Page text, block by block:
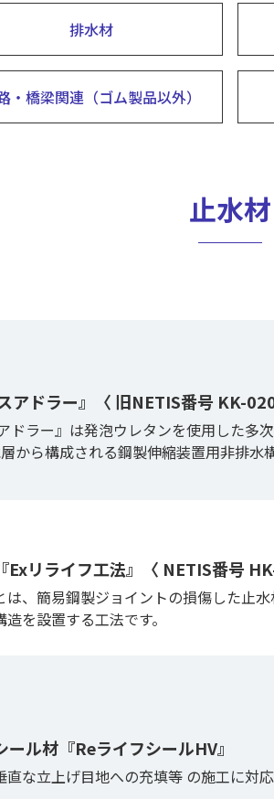
排水材
・橋梁関連（ゴム製品以外）
止水材
アドラー』〈 旧NETIS番号 KK-
ドラー』は発泡ウレタンを使用した多
から構成される鋼製伸縮装置用非排水
Exリライフ工法』〈 NETIS番号
は、簡易鋼製ジョイントの損傷した止
を設置する工法です。
ル材『ReライフシールHV』
直な立上げ目地への充填等 の施工に対